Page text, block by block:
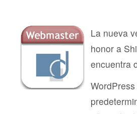
La nueva
honor a
encuentra